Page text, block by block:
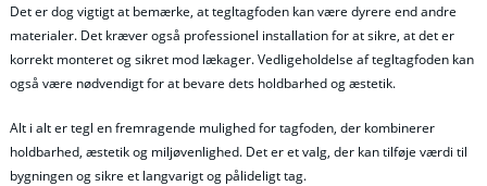
Det er dog vigtigt at bemærke, at tegltagfoden kan være dyrere end andre
materialer. Det kræver også professionel installation for at sikre, at det er
korrekt monteret og sikret mod lækager. Vedligeholdelse af tegltagfoden kan
også være nødvendigt for at bevare dets holdbarhed og æstetik.
Alt i alt er tegl en fremragende mulighed for tagfoden, der kombinerer
holdbarhed, æstetik og miljøvenlighed. Det er et valg, der kan tilføje værdi til
bygningen og sikre et langvarigt og pålideligt tag.